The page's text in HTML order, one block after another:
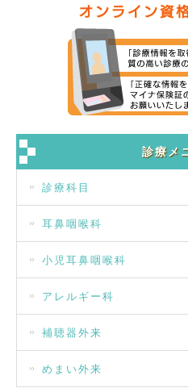
診療メ
診療科目
耳鼻咽喉科
小児耳鼻咽喉科
アレルギー科
補聴器外来
めまい外来